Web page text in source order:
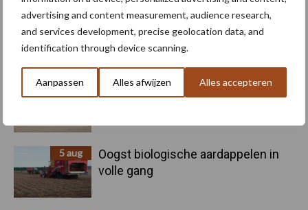
advertising and content measurement, audience research,
and services development, precise geolocation data, and
identification through device scanning.
Aanpassen Alles afwijzen Alles accepteren
Primaire
Sidebar
Recent nieuws Partner nieuws
6 aug
"Hoge verwachtingen van schijven
5 aug
Oogst biologische aardappelen in
volle gang